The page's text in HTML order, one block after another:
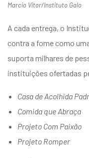
Marcio Vitor/Instituto Galo
A cada entrega, o
contra a fome como
suporta milhares de
instituições ofertadas
Casa de Acolhida
Comida que Abraça
Projeto Com Paixão
Projeto Romper